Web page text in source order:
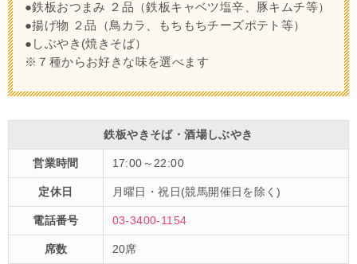
●鉄板おつまみ ２品（鉄板キャベツ塩辛、豚キムチ等）
●揚げ物 ２品（鳥カラ、もちもちチーズポテト等）
●しぶやき(焼きそば）
※７種からお好きな味を選べます
鉄板やきそば・酒場しぶやき
営業時間 17:00～22:00
定休日 月曜日・祝日(競馬開催日を除く)
電話番号 03-3400-1154
席数 20席